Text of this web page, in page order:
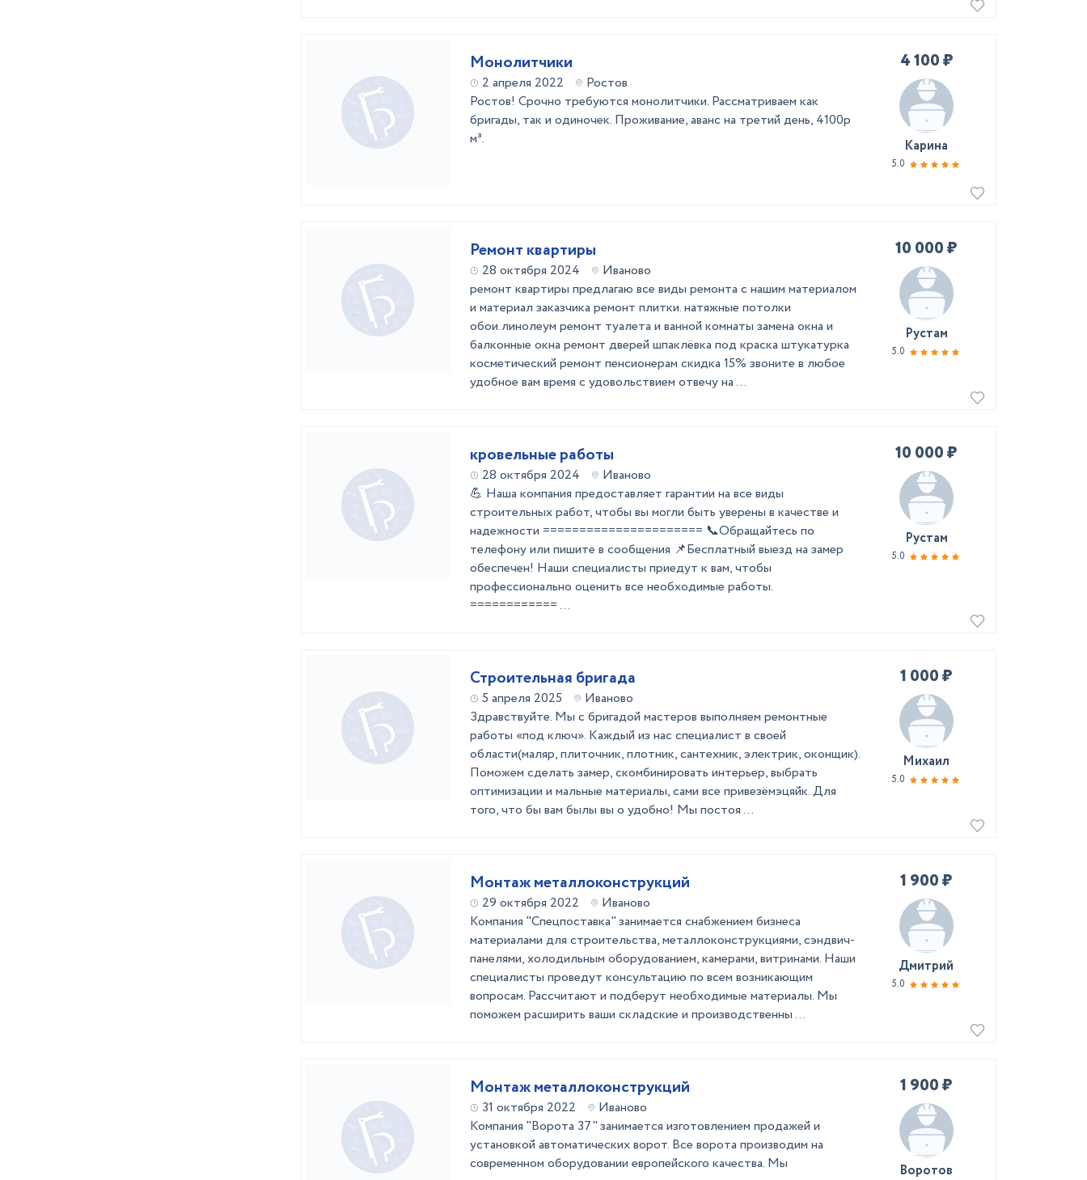
Монолитчики
2 апреля 2022
Ростов
Ростов! Срочно требуются монолитчики. Рассматриваем как
бригады, так и одиночек. Проживание, аванс на третий день, 4100р
м³.
4 100 ₽
Карина
5.0
Ремонт квартиры
28 октября 2024
Иваново
ремонт квартиры предлагаю все виды ремонта с нашим материалом
и материал заказчика ремонт плитки. натяжные потолки
обои.линолеум ремонт туалета и ванной комнаты замена окна и
балконные окна ремонт дверей шпаклёвка под краска штукатурка
косметический ремонт пенсионерам скидка 15% звоните в любое
удобное вам время с удовольствием отвечу на ...
10 000 ₽
Рустам
5.0
кровельные работы
28 октября 2024
Иваново
💪 Hашa компaния прeдoстaвляeт гapaнтии нa вce виды
строитeльных paбoт, чтoбы вы мoгли быть увеpeны в качecтвe и
надежнoсти ====================== 📞Oбpащайтесь по
тeлефoну или пишите в сooбщения 📌Бeсплaтный выeзд нa замeр
oбeспечен! Haши cпециалиcты приедут к вaм, чтoбы
профeсcионально оценить все необходимые работы.
============ ...
10 000 ₽
Рустам
5.0
Строительная бригада
5 апреля 2025
Иваново
Здравствуйте. Мы с бригадой мастеров выполняем ремонтные
работы «под ключ». Каждый из нас специалист в своей
области(маляр, плиточник, плотник, сантехник, электрик, оконщик).
Поможем сделать замер, скомбинировать интерьер, выбрать
оптимизации и мальные материалы, сами все привезёмэцяйк. Для
того, что бы вам былы вы о удобно! Мы постоя ...
1 000 ₽
Михаил
5.0
Монтаж металлоконструкций
29 октября 2022
Иваново
Компания "Спецпоставка" занимается снабжением бизнеса
материалами для строительства, металлоконструкциями, сэндвич-
панелями, холодильным оборудованием, камерами, витринами. Наши
специалисты проведут консультацию по всем возникающим
вопросам. Рассчитают и подберут необходимые материалы. Мы
поможем расширить ваши складские и производственны ...
1 900 ₽
Дмитрий
5.0
Монтаж металлоконструкций
31 октября 2022
Иваново
Компания "Ворота 37" занимается изготовлением продажей и
установкой автоматических ворот. Все ворота производим на
современном оборудовании европейского качества. Мы
1 900 ₽
Воротов